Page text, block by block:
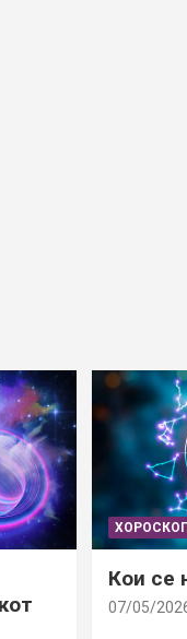
ХОРОСКОП
Кои се
07/05/